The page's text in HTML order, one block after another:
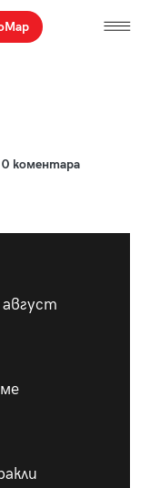
0 коментара